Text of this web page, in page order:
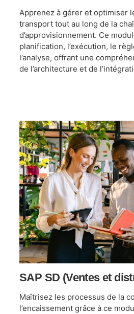
Apprenez à gérer et optimiser
transport tout au long de la
d’approvisionnement. Ce
planification, l’exécution, le
l’analyse, offrant une
de l’architecture et de
SAP SD (Ventes et
Maîtrisez les processus de la
l’encaissement grâce à ce